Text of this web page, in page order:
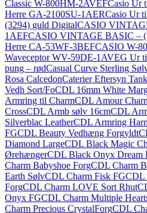
Classic W-800HM-2AVEFCasio Ur
Herre GA-2100SU-1AERCasio Ur
(3294) guld DigitalCASIO
1AEFCASIO VINTAGE BASIC –
Herre CA-53WF-3BEFCASIO W-
Waveceptor WV-59DE-1AVEG Ur
pung – rødCasual Curve Sterling
Rosa CalcedonCaterier Eftersyn
Vedh Sort/FoCDL 16mm White
Armring til CharmCDL Amour
CrossCDL Armb sølv 16cmCDL
Silverblac LeatherCDL Armring
FGCDL Beauty Vedhæng Forgyldt
Diamond LargeCDL Black Magic
ØrehængerCDL Black Onyx Dream
Charm Babyshoe ForgCDL Charm
Earth SølvCDL Charm Fisk FGCDL
ForgCDL Charm LOVE Sort Rhut
Onyx FGCDL Charm Multiple
Charm Precious CrystalForgCDL